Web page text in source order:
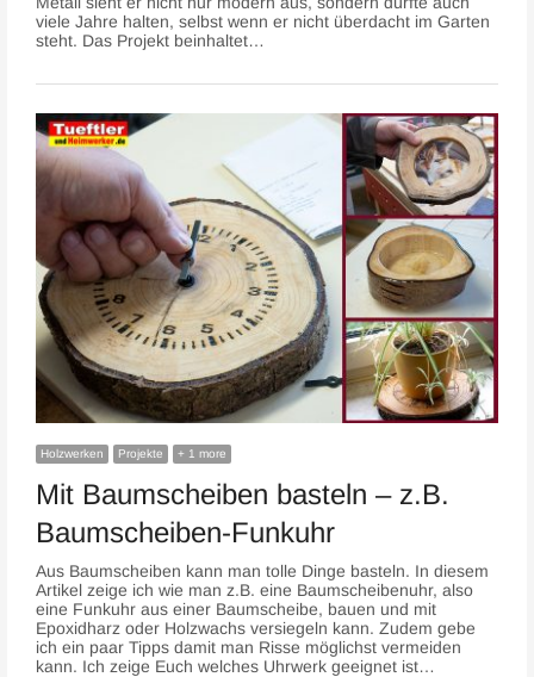
viele Jahre halten, selbst wenn er nicht überdacht im Garten
steht. Das Projekt beinhaltet…
Holzwerken Projekte + 1 more
Mit Baumscheiben basteln – z.B.
Baumscheiben-Funkuhr
Aus Baumscheiben kann man tolle Dinge basteln. In diesem
Artikel zeige ich wie man z.B. eine Baumscheibenuhr, also
eine Funkuhr aus einer Baumscheibe, bauen und mit
Epoxidharz oder Holzwachs versiegeln kann. Zudem gebe
ich ein paar Tipps damit man Risse möglichst vermeiden
kann. Ich zeige Euch welches Uhrwerk geeignet ist…